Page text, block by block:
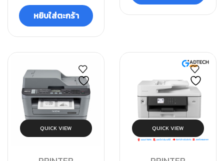
หยิบใส่ตะกร้า
QUICK VIEW QUICK VIEW